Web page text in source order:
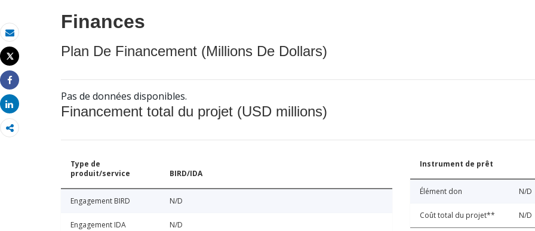
Email
Imprimer
Tweet
Share
Share
Finances
Plan De Financement (Millions De Dollars)
Pas de données disponibles.
Financement total du projet (USD millions)
Type de
produit/service
BIRD/IDA
Engagement BIRD N/D
Engagement IDA N/D
Instrument de prêt
Élément don N/D
Coût total du projet** N/D